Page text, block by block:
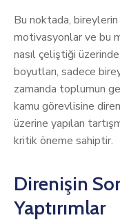
Bu noktada,
motivasyonlar ve bu
nasıl çeliştiği
boyutları, sadece
zamanda toplumun
kamu görevlisine
üzerine yapılan
kritik öneme sahiptir.
Direnişin
Yaptırımlar